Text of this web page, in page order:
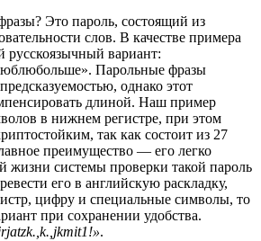
Это пароль, состоящий из
слов. В качестве примера
русскоязычный вариант:
Парольные фразы
однако этот
длиной. Наш пример
в нижнем регистре, при этом
так как состоит из 27
преимущество — его легко
жизни системы проверки такой пароль
его в английскую раскладку,
цифру и специальные символы, то
при сохранении удобства.
.